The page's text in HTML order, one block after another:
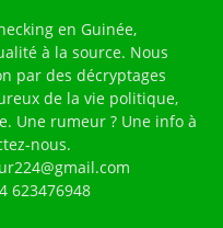
en Guinée,
à la source. Nous
par des décryptages
de la vie politique,
Une rumeur ? Une info à
nous.
623476948